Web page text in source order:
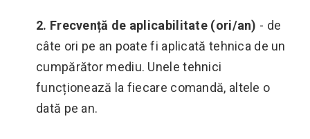
2. Frecvență de aplicabilitate (ori/an) - de
câte ori pe an poate fi aplicată tehnica de un
cumpărător mediu. Unele tehnici
funcționează la fiecare comandă, altele o
dată pe an.